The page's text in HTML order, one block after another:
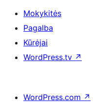
Mokykitės
Pagalba
Kūrėjai
WordPress.tv ↗
WordPress.com ↗